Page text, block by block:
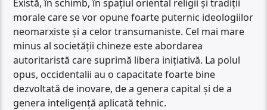
Există, în schimb, în spațiul oriental religii și tradiții
morale care se vor opune foarte puternic ideologiilor
neomarxiste și a celor transumaniste. Cel mai mare
minus al societății chineze este abordarea
autoritaristă care suprimă libera inițiativă. La polul
opus, occidentalii au o capacitate foarte bine
dezvoltată de inovare, de a genera capital și de a
genera inteligență aplicată tehnic.